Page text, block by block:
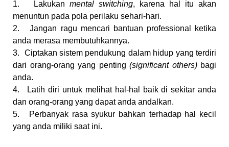
1.
Lakukan mental switching, karena hal itu akan
menuntun pada pola perilaku sehari-hari.
2.
Jangan ragu mencari bantuan professional ketika
anda merasa membutuhkannya.
3.
Ciptakan sistem pendukung dalam hidup yang terdiri
dari orang-orang yang penting (significant others) bagi
anda.
4.
Latih diri untuk melihat hal-hal baik di sekitar anda
dan orang-orang yang dapat anda andalkan.
5.
Perbanyak rasa syukur bahkan terhadap hal kecil
yang anda miliki saat ini.